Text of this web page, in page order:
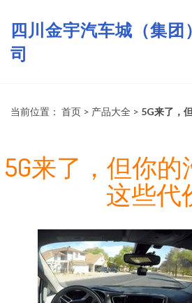
四川金宇汽车城（集
司
当前位置： 首页 > 产品大全 > 5G来了，
5G来了，但你
这些代